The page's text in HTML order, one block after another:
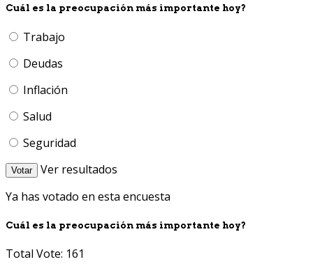
Cuál es la preocupación más importante hoy?
Trabajo
Deudas
Inflación
Salud
Seguridad
Votar
Ver resultados
Ya has votado en esta encuesta
Cuál es la preocupación más importante hoy?
Total Vote: 161